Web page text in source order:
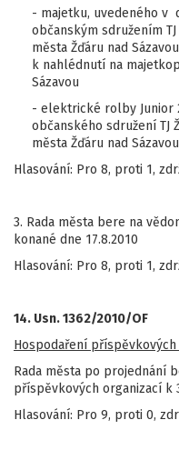
- majetku, uvedeného v
občanským sdružením
města Žďáru nad
k nahlédnutí na
Sázavou
- elektrické rolby Junior
občanského sdružení TJ
města Žďáru nad Sázavou
Hlasování: Pro 8, proti 1,
3. Rada města bere na
konané dne 17.8.2010
Hlasování: Pro 8, proti 1,
14. Usn. 1362/2010/OF
Hospodaření příspěvkových
Rada města po projednání
příspěvkových organizací k
Hlasování: Pro 9, proti 0,